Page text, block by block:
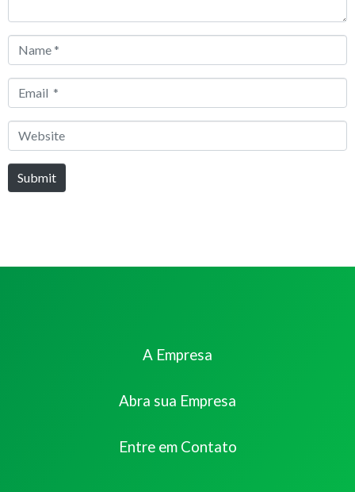
Name
Email
Website
Submit
A Empresa
Abra sua Empresa
Entre em Contato